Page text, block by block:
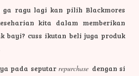
ga ragu lagi kan pilih Blackmores
kita dalam memberikan
bayi? cuss ikutan beli juga produk
pada seputar repurchase dengan si